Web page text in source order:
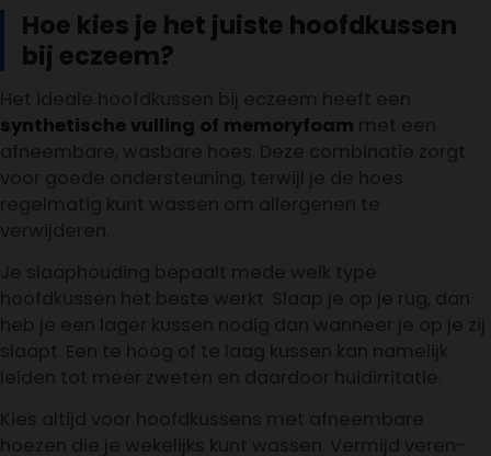
Hoe kies je het juiste hoofdkussen
bij eczeem?
Het ideale hoofdkussen bij eczeem heeft een
synthetische vulling of memoryfoam met een
afneembare, wasbare hoes. Deze combinatie zorgt
voor goede ondersteuning, terwijl je de hoes
regelmatig kunt wassen om allergenen te
verwijderen.
Je slaaphouding bepaalt mede welk type
hoofdkussen het beste werkt. Slaap je op je rug, dan
heb je een lager kussen nodig dan wanneer je op je zij
slaapt. Een te hoog of te laag kussen kan namelijk
leiden tot meer zweten en daardoor huidirritatie.
Kies altijd voor hoofdkussens met afneembare
hoezen die je wekelijks kunt wassen. Vermijd veren-